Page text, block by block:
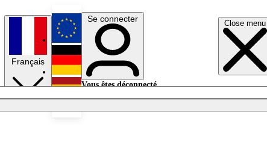
Close menu
Français
English
Deutsch
Se connecter
Vous êtes déconnecté.